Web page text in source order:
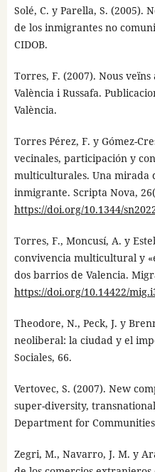
Solé, C. y Parella, S. (2005).
de los inmigrantes no
CIDOB.
Torres, F. (2007). Nous
València i Russafa.
València.
Torres Pérez, F. y Gómez-
vecinales, participación y
multiculturales. Una mirada
inmigrante. Scripta Nova,
https://doi.org/10.1344/
Torres, F., Moncusí, A. y
convivencia multicultural y
dos barrios de Valencia.
https://doi.org/10.14422/
Theodore, N., Peck, J. y
neoliberal: la ciudad y el
Sociales, 66.
Vertovec, S. (2007). New
super-diversity,
Department for
Zegri, M., Navarro, J. M. y